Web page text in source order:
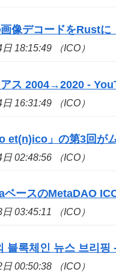
像デコードをRust
18:15:49 （ICO）
ス 2004→2020 -
16:31:49 （ICO）
et(n)ico 」の第3回が
02:48:56 （ICO）
ースのMetaDAO
03:45:11 （ICO）
블록체인 뉴스 브리핑
00:50:38 （ICO）